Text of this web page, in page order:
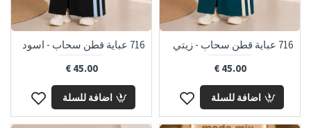
716 عباية قطن سحاب - زيتي
45.00 €
اضافة للسلة
716 عباية قطن سحاب - اسود
45.00 €
اضافة للسلة